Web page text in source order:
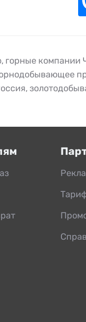
, горные компании
,